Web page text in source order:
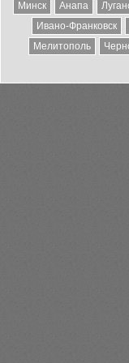
Минск
Анапа
Ивано-Франковск
Мелитополь